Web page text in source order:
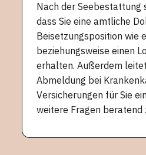
Nach der Seebestattung
dass Sie eine amtliche
Beisetzungsposition wie
beziehungsweise einen
erhalten. Außerdem
Abmeldung bei
Versicherungen für Sie
weitere Fragen beratend